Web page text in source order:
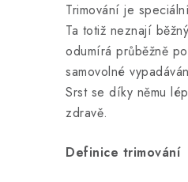
Trimování je
Ta totiž neznají
odumírá průběžně
samovolné
Srst se díky němu
zdravě.
Definice trimování